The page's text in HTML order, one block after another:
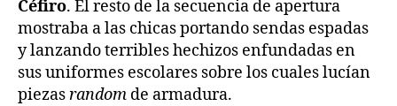
Céfiro. El resto de la secuencia de apertura
mostraba a las chicas portando sendas espadas
y lanzando terribles hechizos enfundadas en
sus uniformes escolares sobre los cuales lucían
piezasrandom de armadura.